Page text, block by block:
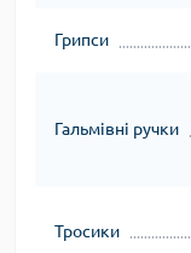
Грипси
Гальмівні ручки
Тросики